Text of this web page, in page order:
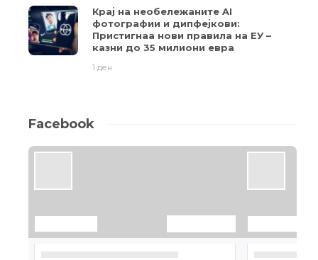
Крај на необележаните AI
фотографии и дипфејкови:
Пристигнаа нови правила на ЕУ –
казни до 35 милиони евра
1 ден
Facebook